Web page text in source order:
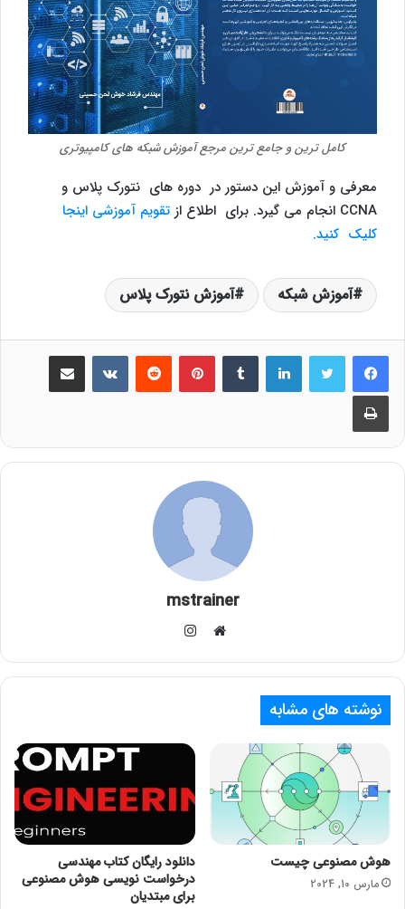
کامل ترین و جامع ترین مرجع آموزش شبکه های کامپیوتری
معرفی و آموزش این دستور در دوره های نتورک پلاس و
CCNA انجام می گیرد. برای اطلاع از
تقویم آموزشی اینجا
کلیک کنید.
آموزش شبکه آموزش نتورک پلاس
لینکدین ‫تامبلر ‫پین‌ترست‫رددیت ‫VKontakteاشتراک گذاری از طریق ایمیل
چاپ
mstrainer
نوشته های مشابه
هوش مصنوعی چیست
مارس 10, 2024
دانلود رایگان کتاب مهندسی
درخواست نویسی هوش مصنوعی
برای مبتدیان